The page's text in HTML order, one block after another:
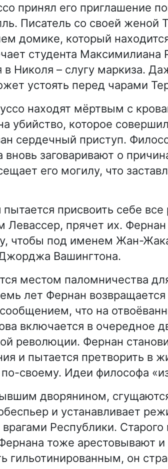
принял его приглашение
Писатель со своей женой
домике, который
студента Максимилиана
в Николя – слугу маркиза.
устоять перед чарами
находят мёртвым с
убийство, которое
сердечный приступ.
вновь заговаривают о
его могилу, что
присвоить себе все
Левассер, прячет их.
чтобы под именем Жан-
Вашингтона.
местом паломничества
лет Фернан
что на
включается в очередное
революции. Фернан
и пытается претворить в
по-своему. Идеи философа
дворянином,
и устанавливает
Республики.
тоже арестовывают и
гильотинированным, он